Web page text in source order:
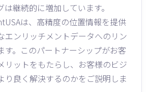
は継続的に増加しています。
は、高精度の位置情報を提供
エンリッチメントデータへのリン
す。このパートナーシップがお客
リットをもたらし、お客様のビジ
り良く解決するのかをご説明しま